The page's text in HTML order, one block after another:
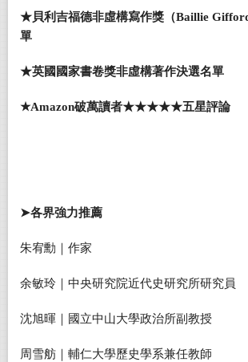
★貝利吉福德非虛構寫作獎（Baillie
單
★英國國家書卷獎非虛構著作決選名單
★Amazon破萬讀者★★★★★五星評論
➤各界強力推薦
朱宥勳｜作家
余敏玲｜中央研究院近代史研究所研究員
沈旭暉｜國立中山大學政治所副教授
周雪舫｜輔仁大學歷史學系兼任教師